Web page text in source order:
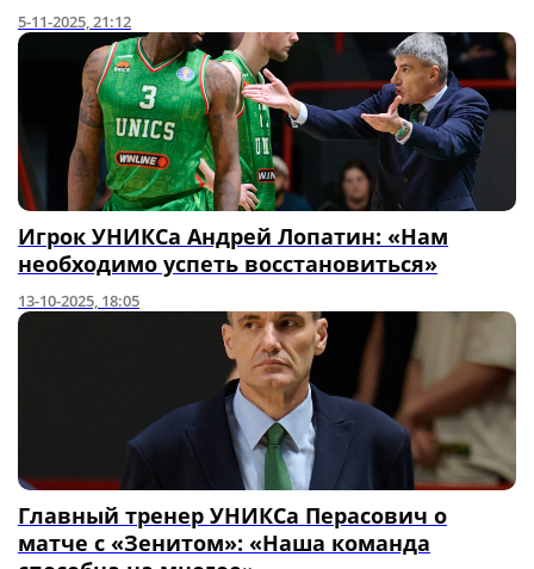
5-11-2025, 21:12
Игрок УНИКСа Андрей Лопатин: «Нам
необходимо успеть восстановиться»
13-10-2025, 18:05
Главный тренер УНИКСа Перасович о
матче с «Зенитом»: «Наша команда